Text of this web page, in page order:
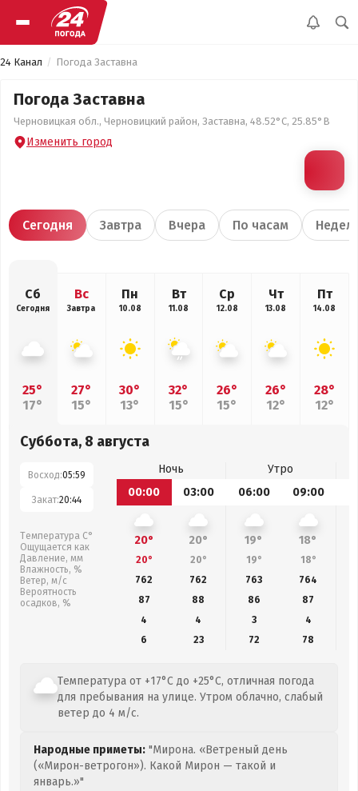
24 Канал Погода Заставна
Погода Заставна
Черновицкая обл., Черновицкий район, Заставна, 48.52°С, 25.85°В
Изменить город
Сегодня Завтра Вчера По часам
Сб
Сегодня
25°
17°
Вс
Завтра
27°
15°
Пн
10.08
30°
13°
Вт
11.08
32°
15°
Ср
12.08
26°
15°
Чт
13.08
26°
12°
Пт
14.08
28°
12°
Суббота, 8 августа
Восход:05:59
Закат:20:44
Температура С°
Ощущается как
Давление, мм
Влажность, %
Ветер, м/с
Вероятность
осадков, %
Ночь
Утро
00:00
03:00 06:00 09:00
20° 20° 19° 18°
20° 20° 19° 18°
762
762 763 764
87
88 86 87
4
4 3
4
6
23 72 78
Температура от +17°C до +25°C, отличная погода
для пребывания на улице. Утром облачно, слабый
ветер до 4 м/с.
Народные приметы: "Мирона. «Ветреный день
(«Мирон-ветрогон»). Какой Мирон — такой и
январь.»"